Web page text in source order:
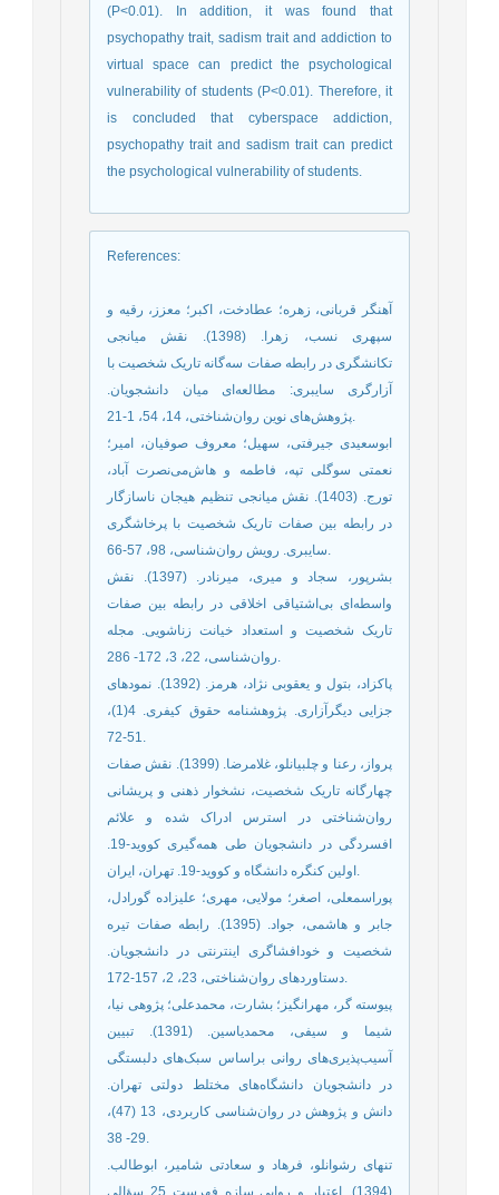
(P˂0.01). In addition, it was found that
psychopathy trait, sadism trait and addiction to
virtual space can predict the psychological
vulnerability of students (P˂0.01). Therefore, it
is concluded that cyberspace addiction,
psychopathy trait and sadism trait can predict
the psychological vulnerability of students.
References:
آهنگر قربانی، زهره؛ عطادخت، اکبر؛ معزز، رقیه و
سپهری نسب، زهرا. (1398). نقش میانجی
تکانشگری در رابطه صفات سه‌گانه تاریک شخصیت با
آزارگری سایبری: مطالعه‌ای میان دانشجویان.
پژوهش‌های نوین روان‌شناختی، 14، 54، 1-21.
ابوسعیدی جیرفتی، سهیل؛ معروف صوفیان، امیر؛
نعمتی سوگلی تپه، فاطمه و هاش‌‌‌می‌نصرت آباد،
تورج. (1403). نقش میانجی تنظیم هیجان ناسازگار
در رابطه بین صفات تاریک شخصیت با پرخاشگری
سایبری. رویش روان‌شناسی، 98، 57-66.
بشرپور، سجاد و میری، میرنادر. (1397). نقش
واسطه‌‌ای بی‌اشتیاقی اخلاقی در رابطه بین صفات
تاریک شخصیت و استعداد خیانت زناشویی. مجله
روان‌شناسی، 22، 3، 172- 286.
پاکزاد، بتول و یعقوبی نژاد، هرمز. (1392). نمودهای
جزایی دیگرآزاری. پژوهشنامه حقوق کیفری. 4(1)،
51-72.
پرواز، رعنا و چلبیانلو، غلامرضا. (1399). نقش صفات
چهارگانه تاریک شخصیت، نشخوار ذهنی و پریشانی
روان‌شناختی در استرس ادراک شده و علائم
افسردگی در دانشجویان طی همه‌گیری کووید-19.
اولین کنگره دانشگاه و کووید-19. تهران، ایران.
پوراسمعلی، اصغر؛ مولایی، مهری؛ علیزاده گورادل،
جابر و هاشمی، جواد. (1395). رابطه صفات تیره
شخصیت و خودافشاگری اینترنتی در دانشجویان.
دستاوردهای روان‌شناختی، 23، 2، 157-172.
پیوسته گر، مهرانگیز؛ بشارت، محمدعلی؛ پژوهی نیا،
شیما و سیفی، محمدیاسین. (1391). تبیین
آسیب‌پذیری‌های روانی ‌‌‌براساس سبک‌های دلبستگی
در دانشجویان دانشگاه‌های مختلط دولتی تهران.
دانش و پژوهش در روان‌شناسی کاربردی، 13 (47)،
29- 38.
تنهای رشوانلو، فرهاد و سعادتی شامیر، ابوطالب.
(1394). اعتبار و روایی سازه فهرست 25 سؤالی